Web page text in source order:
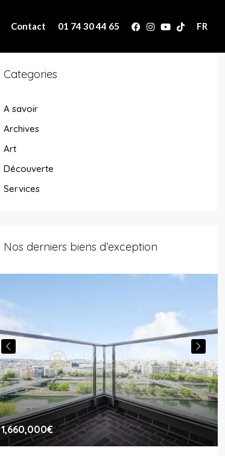
Contact 01 74 30 44 65 FR
Categories
A savoir
Archives
Art
Découverte
Services
Nos derniers biens d’exception
1,660,000€